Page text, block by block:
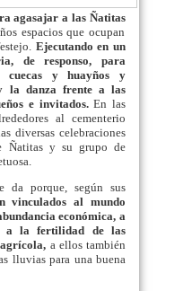
agasajar a las Ñatitas
espacios que ocupan
Ejecutando en un
de responso, para
cuecas y huayños y
la danza frente a las
e invitados.En las
al cementerio
diversas celebraciones
Ñatitas y su grupo de
da porque, según sus
vinculados al mundo
económica, a
a la fertilidad de las
a ellos también
lluvias para una buena